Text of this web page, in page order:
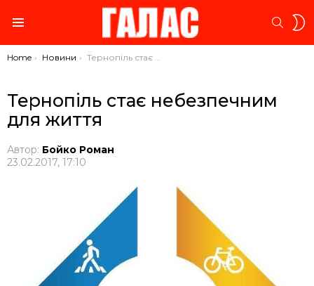
You are here:
Home Новини Тернопіль стає небезпечним для життя
Тернопіль стає небезпечним
для життя
Автор: Бойко Роман
23.02.2017, 17:10